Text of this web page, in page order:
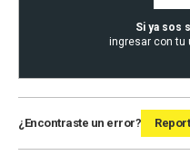
Si ya sos
ingresar con tu
¿Encontraste un error?